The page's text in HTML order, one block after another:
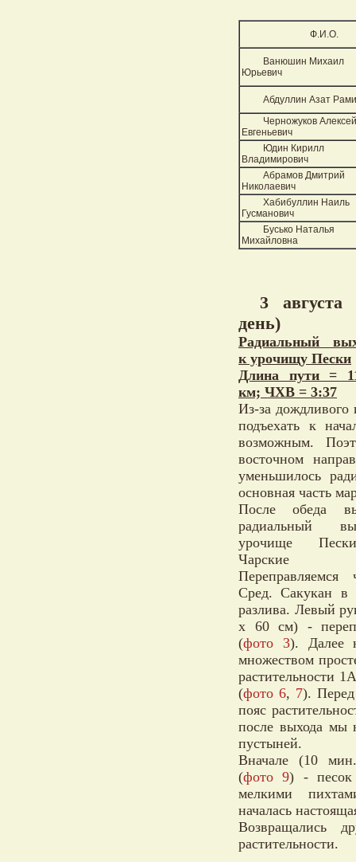
Ф.И.О.
Ванюшин Михаил
Юрьевич
Абдуллин Азат
Черножуков Алексей
Евгеньевич
Юдин Кирилл
Владимирович
Абрамов Дмитрий
Николаевич
Хабибуллин Наиль
Гусманович
Бусько Наталья
Михайловна
3 августа
день)
Радиальный
к урочищу Пески
Длина пути =
км; ЧХВ = 3:37
Из-за дождливого
подъехать к
возможным.
восточном
уменьшилось
основная часть
После обеда
радиальный
урочище
Чарские
Переправляемся
Сред. Сакукан в
разлива. Левый
х 60 см) -
(фото 3). Далее
множеством
растительности
(фото 6, 7).
пояс
после выхода мы
пустыней.
Вначале (10
(фото 9) -
мелкими
началась
Возвращались
растительности.